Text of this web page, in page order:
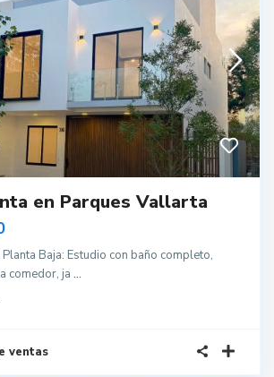
en Parques Vallarta
Baja: Estudio con baño completo,
comedor, ja ...
ventas